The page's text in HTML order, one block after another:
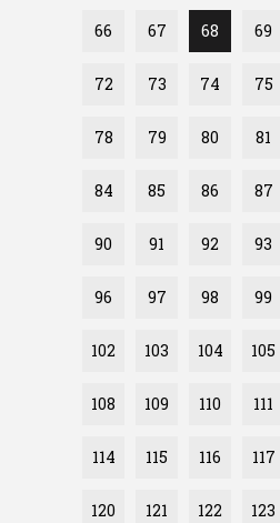
66 67 68 69
72 73 74 75
78 79 80 81
84 85 86 87
90 91 92 93
96 97 98 99
102 103 104 105
108 109 110 111
114 115 116 117
120 121 122 123